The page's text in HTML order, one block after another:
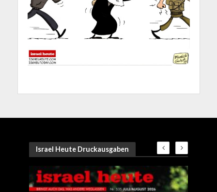
Israel Heute Druckausgaben